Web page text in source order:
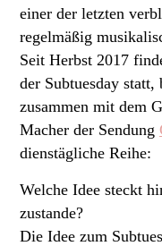
einer der letzten
regelmäßig
Seit Herbst 2017
der Subtuesday statt,
zusammen mit dem
Macher der Sendung
dienstägliche Reihe:
Welche Idee steckt
zustande?
Die Idee zum